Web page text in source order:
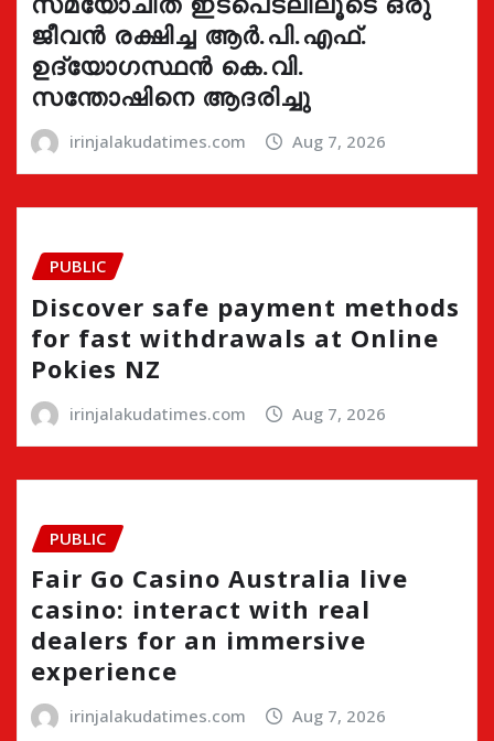
ജീവൻ രക്ഷിച്ച ആർ.പി.എഫ്.
ഉദ്യോഗസ്ഥൻ കെ.വി.
സന്തോഷിനെ ആദരിച്ചു
irinjalakudatimes.com Aug 7, 2026
PUBLIC
Discover safe payment methods
for fast withdrawals at Online
Pokies NZ
irinjalakudatimes.com Aug 7, 2026
PUBLIC
Fair Go Casino Australia live
casino: interact with real
dealers for an immersive
experience
irinjalakudatimes.com Aug 7, 2026